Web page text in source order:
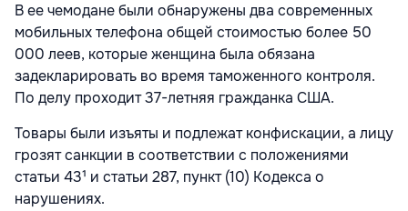
В ее чемодане были обнаружены два современных
мобильных телефона общей стоимостью более 50
000 леев, которые женщина была обязана
задекларировать во время таможенного контроля.
По делу проходит 37-летняя гражданка США.
Товары были изъяты и подлежат конфискации, а лицу
грозят санкции в соответствии с положениями
статьи 43¹ и статьи 287, пункт (10) Кодекса о
нарушениях.